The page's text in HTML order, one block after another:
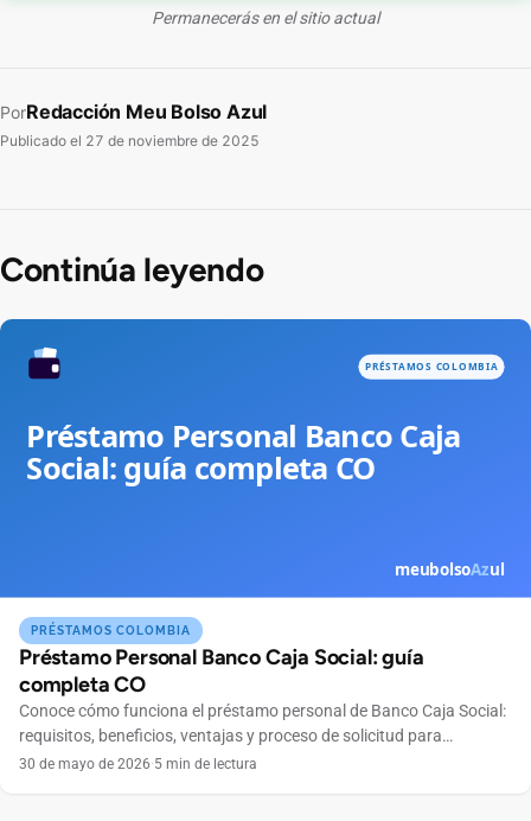
Permanecerás en el sitio actual
PorRedacción Meu Bolso Azul
Publicado el 27 de noviembre de 2025
Continúa leyendo
PRÉSTAMOS COLOMBIA
Préstamo Personal Banco Caja Social: guía
completa CO
Conoce cómo funciona el préstamo personal de Banco Caja Social:
requisitos, beneficios, ventajas y proceso de solicitud para
colombianos.
30 de mayo de 2026·5 min de lectura